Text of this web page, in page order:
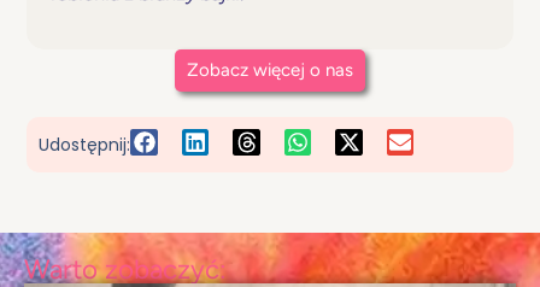
Zobacz więcej o nas
Udostępnij:
Warto zobaczyć: